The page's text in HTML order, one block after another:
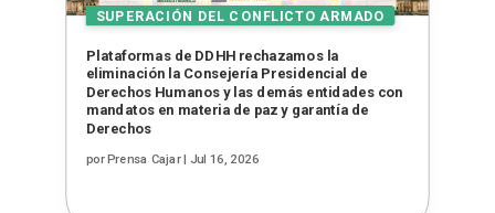
Plataformas de DDHH rechazamos la
eliminación la Consejería Presidencial de
Derechos Humanos y las demás entidades con
mandatos en materia de paz y garantía de
Derechos
porPrensa Cajar| Jul 16, 2026